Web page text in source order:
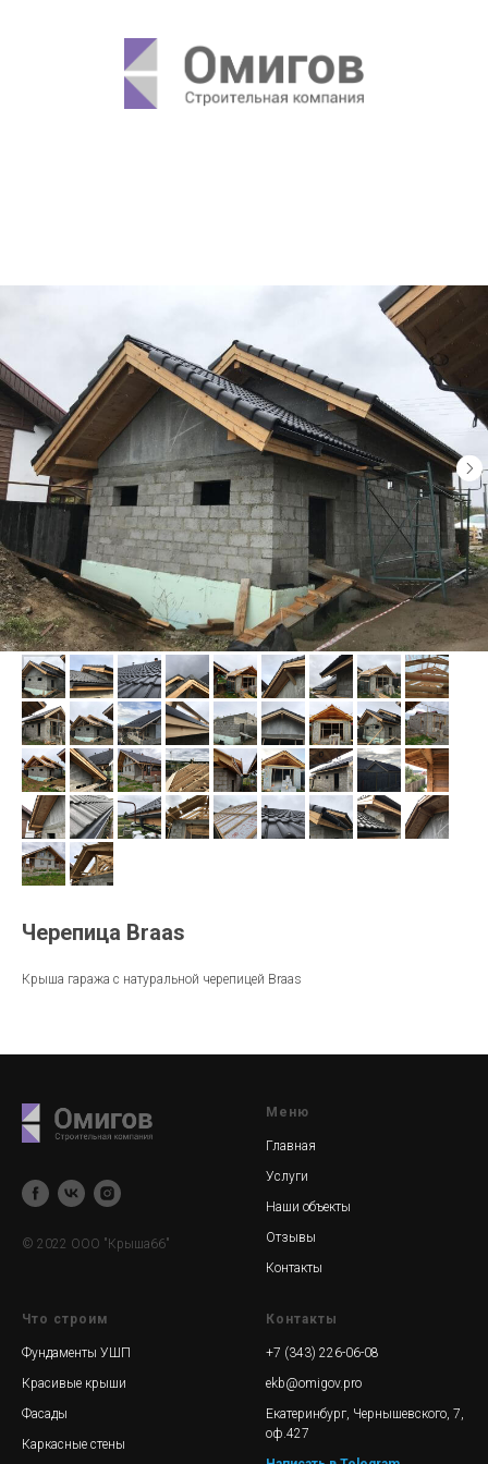
Черепица Braas
Крыша гаража с натуральной черепицей Braas
© 2022 ООО "Крыша66"
Меню
Главная
Услуги
Наши объекты
Отзывы
Контакты
Что строим
Фундаменты УШП
Красивые крыши
Фасады
Каркасные стены
Контакты
+7 (343) 226-06-08
ekb@omigov.pro
Екатеринбург, Чернышевского, 7,
оф.427